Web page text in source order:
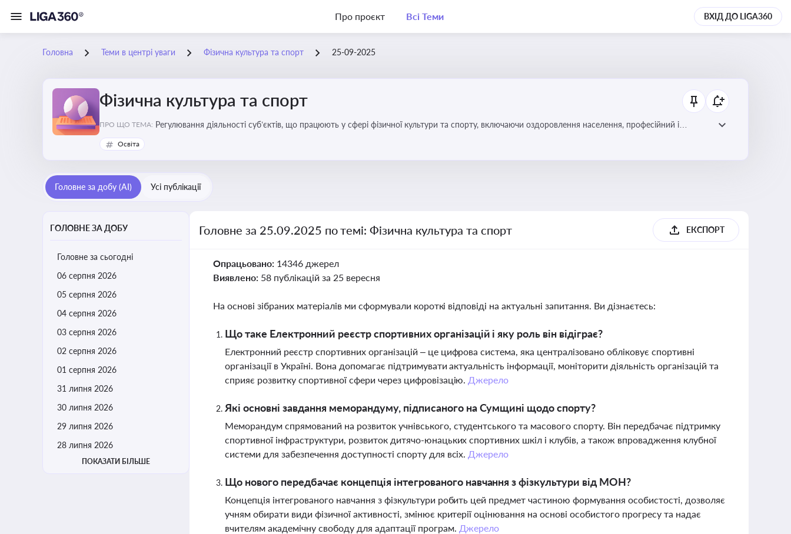
Про проєкт Всі Теми ВХІД ДО LIGA360
Головна Теми в центрі уваги Фізична культура та спорт 25-09-2025
Фізична культура та спорт
ПРО ЩО ТЕМА: Регулювання діяльності суб’єктів, що працюють у сфері фізичної культури та спорту, включаючи оздоровлення населення, професійний і
Освіта
Головне за добу (AI) Усі публікації
ГОЛОВНЕ ЗА ДОБУ
Головне за сьогодні
06 серпня 2026
05 серпня 2026
04 серпня 2026
03 серпня 2026
02 серпня 2026
01 серпня 2026
31 липня 2026
30 липня 2026
29 липня 2026
28 липня 2026
ПОКАЗАТИ БІЛЬШЕ
Головне за 25.09.2025 по темі: Фізична культура та спорт ЕКСПОРТ
Опрацьовано: 14346 джерел
Виявлено: 58 публікацій за 25 вересня
На основі зібраних матеріалів ми сформували короткі відповіді на актуальні запитання. Ви дізнаєтесь:
Що таке Електронний реєстр спортивних організацій і яку роль він відіграє?
Електронний реєстр спортивних організацій – це цифрова система, яка централізовано обліковує спортивні
організації в Україні. Вона допомагає підтримувати актуальність інформації, моніторити діяльність організацій та
сприяє розвитку спортивної сфери через цифровізацію. Джерело
Які основні завдання меморандуму, підписаного на Сумщині щодо спорту?
Меморандум спрямований на розвиток учнівського, студентського та масового спорту. Він передбачає підтримку
спортивної інфраструктури, розвиток дитячо-юнацьких спортивних шкіл і клубів, а також впровадження клубної
системи для забезпечення доступності спорту для всіх. Джерело
Що нового передбачає концепція інтегрованого навчання з фізкультури від МОН?
Концепція інтегрованого навчання з фізкультури робить цей предмет частиною формування особистості, дозволяє
учням обирати види фізичної активності, змінює критерії оцінювання на основі особистого прогресу та надає
вчителям академічну свободу для адаптації програм. Джерело